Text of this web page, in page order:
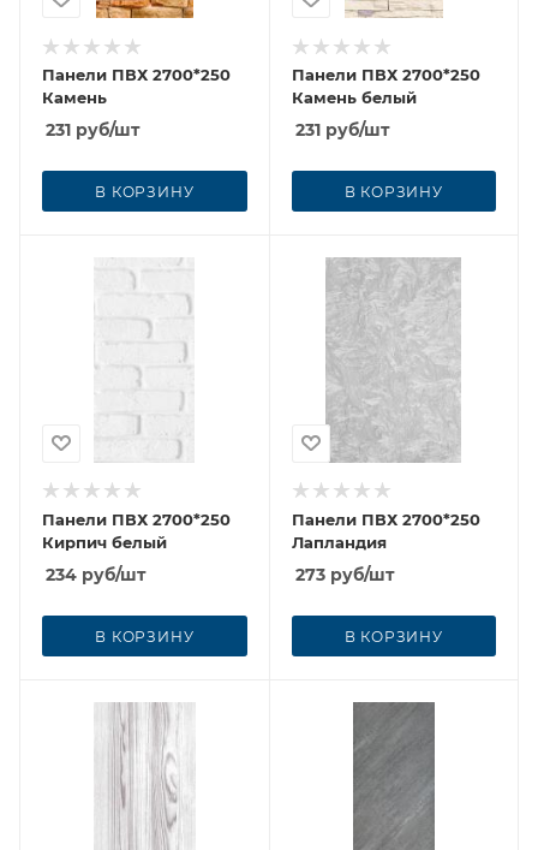
Панели ПВХ 2700*250
Камень
231 руб/шт
В КОРЗИНУ
Панели ПВХ 2700*250
Камень белый
231руб/шт
В КОРЗИНУ
Панели ПВХ 2700*250
Кирпич белый
234 руб/шт
В КОРЗИНУ
Панели ПВХ 2700*250
Лапландия
273руб/шт
В КОРЗИНУ